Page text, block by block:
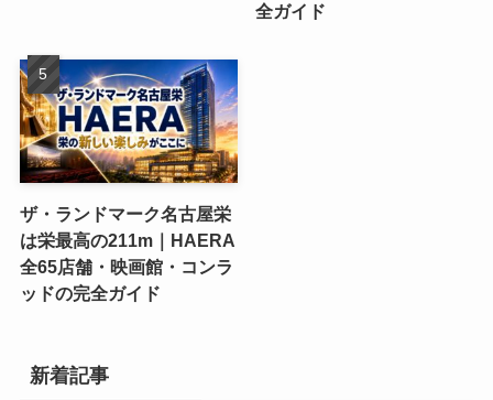
全ガイド
ザ・ランドマーク名古屋栄
は栄最高の211m｜HAERA
全65店舗・映画館・コンラ
ッドの完全ガイド
新着記事